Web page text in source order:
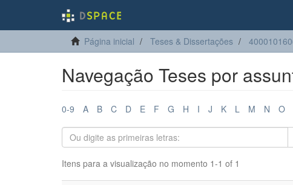
Página inicial Teses & Dissertações
Navegação Teses por
0-9 A B C D E F G H I J K L M N O
Itens para a visualização no momento 1-1 of 1